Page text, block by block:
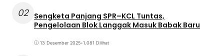
02 Sengketa Panjang SPR–KCL Tuntas,
Pengelolaan Blok Langgak Masuk Babak Baru
13 Desember 2025•1.081 Dilihat